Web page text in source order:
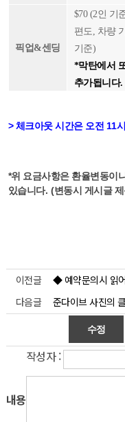
픽업&센딩
$70 (2인 기
편도, 차량
기준)
*막탄에서
추가됩니다.
>체크아웃 시간은 오전 11시
*위 요금사항은 환율변동이
있습니다. (변동시 게시글
이전글 ◆ 예약문의시 읽
다음글 준다이브 사진의
작성자 :
내용